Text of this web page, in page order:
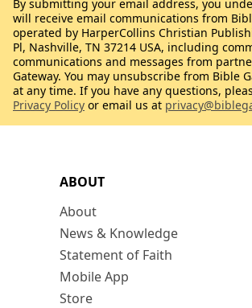
ABOUT
About
News & Knowledge
Statement of Faith
Mobile App
Store
By submitting your email address, you
will receive email communications from
operated by HarperCollins Christian
Pl, Nashville, TN 37214 USA, including
communications and messages from
Gateway. You may unsubscribe from Bible
at any time. If you have any questions,
Privacy Policy or email us at